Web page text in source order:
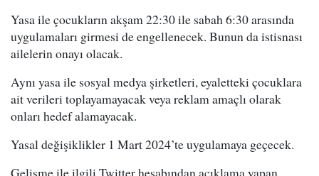
Yasa ile çocukların akşam 22:30 ile sabah 6:30 arasında
uygulamaları girmesi de engellenecek. Bunun da istisnası
ailelerin onayı olacak.
Aynı yasa ile sosyal medya şirketleri, eyaletteki çocuklara
ait verileri toplayamayacak veya reklam amaçlı olarak
onları hedef alamayacak.
Yasal değişiklikler 1 Mart 2024’te uygulamaya geçecek.
Gelişme ile ilgili Twitter hesabından açıklama yapan